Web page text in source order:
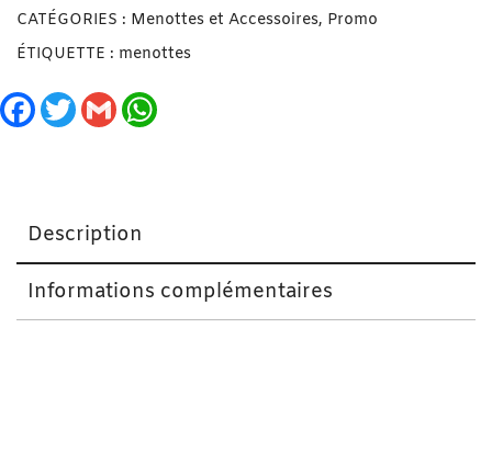
CATÉGORIES : Menottes et Accessoires, Promo
ÉTIQUETTE : menottes
Facebook
TwitterGmail
Description
Informations complémentaires